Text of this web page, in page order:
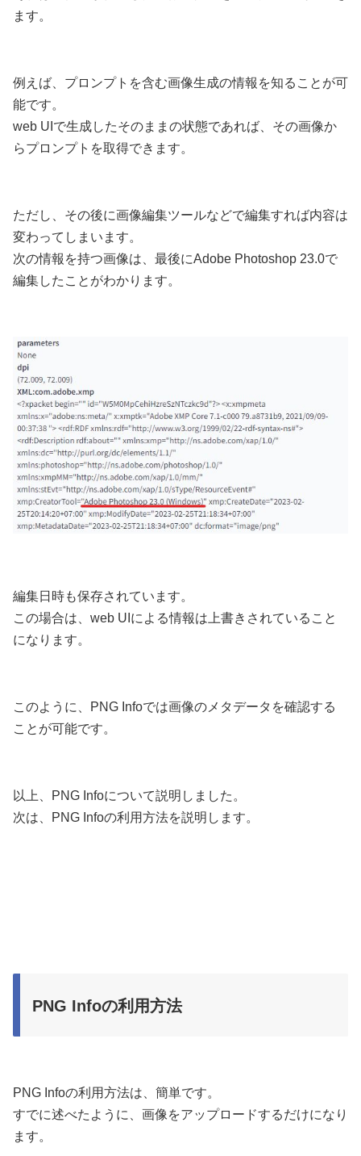
ます。
例えば、プロンプトを含む画像生成の情報を知ることが可
能です。
web UIで生成したそのままの状態であれば、その画像か
らプロンプトを取得できます。
ただし、その後に画像編集ツールなどで編集すれば内容は
変わってしまいます。
次の情報を持つ画像は、最後にAdobe Photoshop 23.0で
編集したことがわかります。
編集日時も保存されています。
この場合は、web UIによる情報は上書きされていること
になります。
このように、PNG Infoでは画像のメタデータを確認する
ことが可能です。
以上、PNG Infoについて説明しました。
次は、PNG Infoの利用方法を説明します。
PNG Infoの利用方法
PNG Infoの利用方法は、簡単です。
すでに述べたように、画像をアップロードするだけになり
ます。